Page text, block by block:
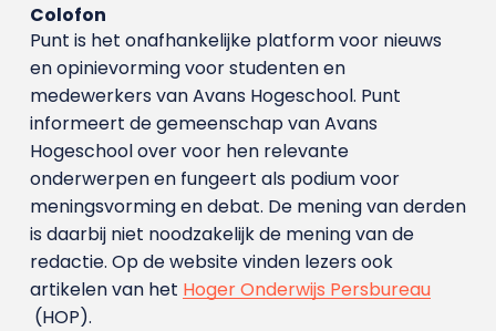
Colofon
Punt is het onafhankelijke platform voor nieuws
en opinievorming voor studenten en
medewerkers van Avans Hoge­school. Punt
informeert de gemeenschap van Avans
Hogeschool over voor hen relevante
onderwerpen en fungeert als podium voor
meningsvorming en debat. De mening van derden
is daarbij niet noodzakelijk de mening van de
redactie. Op de website vinden lezers ook
artikelen van het Hoger Onderwijs Persbureau
(HOP).